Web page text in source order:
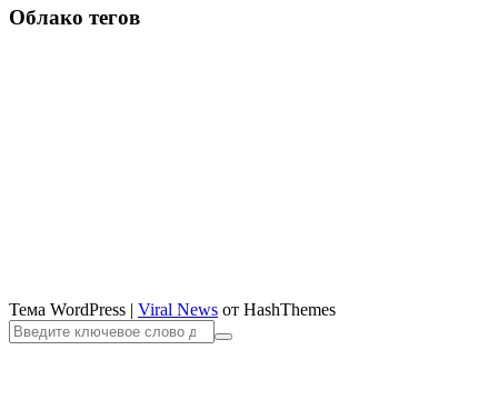
Облако тегов
Тема WordPress | Viral News от HashThemes